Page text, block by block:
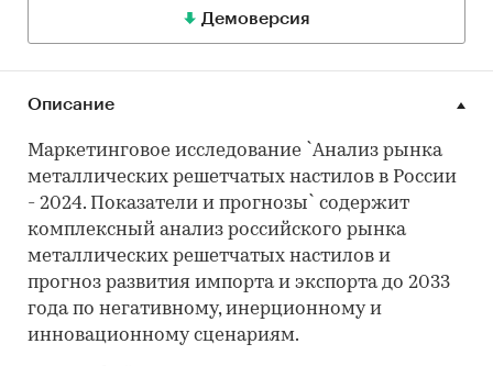
Демоверсия
Описание
Маркетинговое исследование `Анализ рынка
металлических решетчатых настилов в России
- 2024. Показатели и прогнозы` содержит
комплексный анализ российского рынка
металлических решетчатых настилов и
прогноз развития импорта и экспорта до 2033
года по негативному, инерционному и
инновационному сценариям.